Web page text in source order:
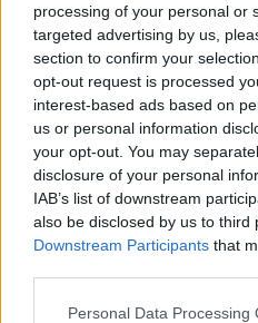
processing of your personal or
targeted advertising by us,
section to confirm your
opt-out request is processed
interest-based ads based on
us or personal information
your opt-out. You may
disclosure of your personal
IAB’s list of downstream
also be disclosed by us to third
Downstream Participants that
Personal Data Processing
Równoległobok
Romb
Deltoid
9
Mark Twain to
pisarza, a
literacki.